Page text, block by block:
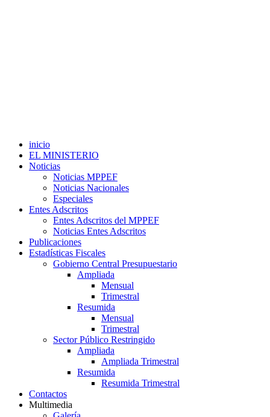
inicio
EL MINISTERIO
Noticias
Noticias MPPEF
Noticias Nacionales
Especiales
Entes Adscritos
Entes Adscritos del MPPEF
Noticias Entes Adscritos
Publicaciones
Estadísticas Fiscales
Gobierno Central Presupuestario
Ampliada
Mensual
Trimestral
Resumida
Mensual
Trimestral
Sector Público Restringido
Ampliada
Ampliada Trimestral
Resumida
Resumida Trimestral
Contactos
Multimedia